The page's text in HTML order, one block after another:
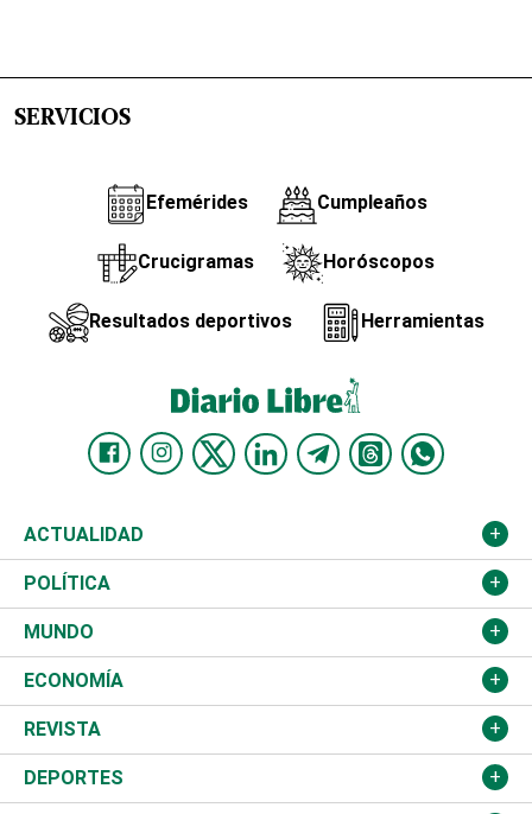
SERVICIOS
Efemérides Cumpleaños
Crucigramas Horóscopos
Resultados deportivos Herramientas
ACTUALIDAD
Nacional
Ciudad
Educación
Salud
Justicia
POLÍTICA
Partidos
JCE
TSE
Congreso Nacional
MUNDO
Estados Unidos
América Latina
Haití
ECONOMÍA
Finanzas
Turismo
REVISTA
Música
DEPORTES